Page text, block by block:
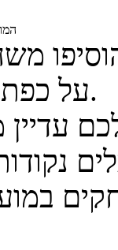
על כפתור מועדפים במשחק.